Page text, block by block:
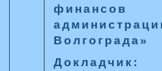
финансов
Волгограда»
Докладчик: